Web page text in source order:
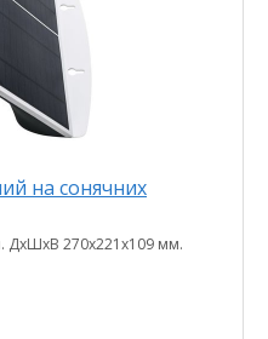
на сонячних
ДхШхВ 270х221х109 мм.